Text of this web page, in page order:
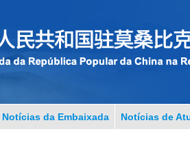
Notícias da Embaixada Notícias de